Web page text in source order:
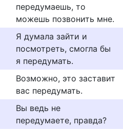
передумаешь, то
можешь позвонить мне.
Я думала зайти и
посмотреть, смогла бы
я передумать.
Возможно, это заставит
вас передумать.
Вы ведь не
передумаете, правда?